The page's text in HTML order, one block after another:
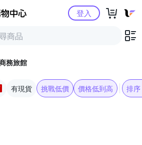
Yahoo購物中心登入
務旅館
有現貨 挑戰低價 價格低到高 排序